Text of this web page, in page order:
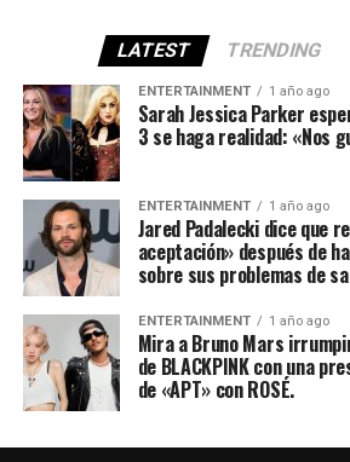
LATEST TRENDING
ENTERTAINMENT 1 año ago
Sarah Jessica Parker
3 se haga realidad: «Nos
ENTERTAINMENT 1 año ago
Jared Padalecki dice que
aceptación» después de
sobre sus problemas de
ENTERTAINMENT 1 año ago
Mira a Bruno Mars
de BLACKPINK con una
de «APT» con ROSÉ.